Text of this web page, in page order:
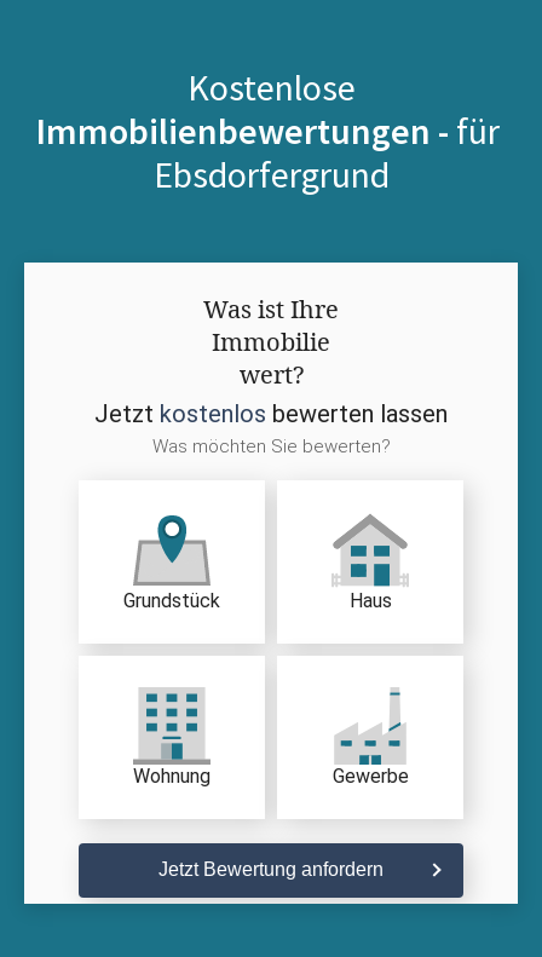
Kostenlose
Immobilienbewertungen - für
Ebsdorfergrund
Was ist Ihre
Immobilie
wert?
Jetzt kostenlos bewerten lassen
Was möchten Sie bewerten?
Grundstück Haus
Wohnung Gewerbe
Jetzt Bewertung anfordern